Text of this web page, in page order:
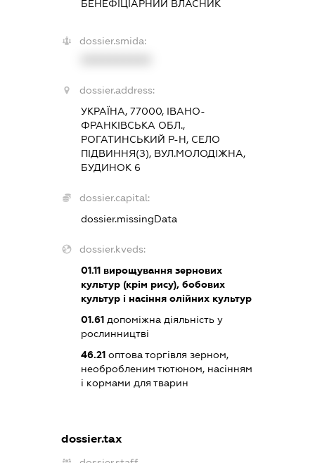
БЕНЕФІЦІАРНИЙ ВЛАСНИК
dossier.smida:
dossier.address:
УКРАЇНА, 77000, ІВАНО-
ФРАНКІВСЬКА ОБЛ.,
РОГАТИНСЬКИЙ Р-Н, СЕЛО
ПІДВИННЯ(З), ВУЛ.МОЛОДІЖНА,
БУДИНОК 6
dossier.capital:
dossier.missingData
dossier.kveds:
01.11вирощування зернових
культур (крім рису), бобових
культур і насіння олійних культур
01.61допоміжна діяльність у
рослинництві
46.21оптова торгівля зерном,
необробленим тютюном, насінням
і кормами для тварин
dossier.tax